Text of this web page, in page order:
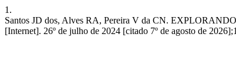
1.
Santos JD dos, Alves RA, Pereira V da CN.
[Internet]. 26º de julho de 2024 [citado 7º de agosto de